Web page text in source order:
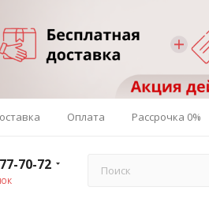
Оплата Рассрочка 0%
70-72